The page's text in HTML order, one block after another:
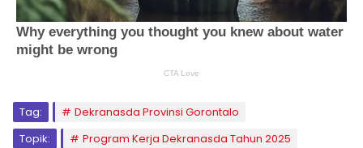
Tag:
Dekranasda Provinsi Gorontalo
Topik:
Program Kerja Dekranasda Tahun 2025